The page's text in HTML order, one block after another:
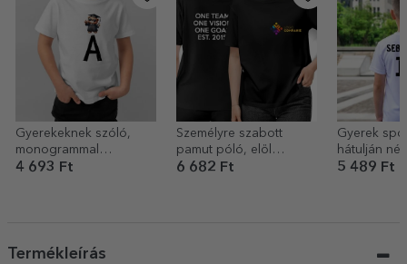
Gyerekeknek szóló,
monogrammal
személyre szabott
4 693 Ft
Személyre szabott
pamut póló, elöl
logóval, hátul felirattal
6 682 Ft
Gyerek
hátulján
számmal
5 489 Ft
Termékleírás